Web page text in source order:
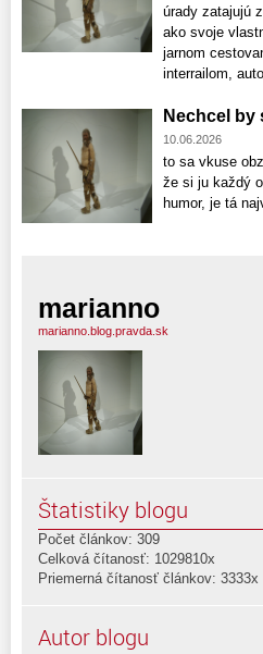
úrady zatajujú
ako svoje
jarnom
interrailom,
Nechcel by
10.06.2026
to sa vkuse
že si ju každý
humor, je tá
marianno
marianno.blog.pravda.sk
Štatistiky blogu
Počet článkov: 309
Celková čítanosť: 1029810x
Priemerná čítanosť článkov: 3333x
Autor blogu